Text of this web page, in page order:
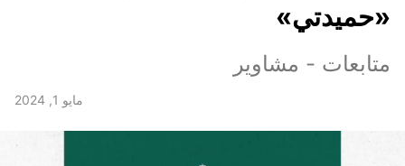
«حميدتي»
متابعات - مشاوير
مايو 1, 2024